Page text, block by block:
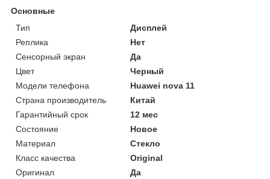
Основные
Тип
Дисплей
Реплика
Нет
Сенсорный экран
Да
Цвет
Черный
Модели телефона
Huawei nova 11
Страна производитель
Китай
Гарантийный срок
12 мес
Состояние
Новое
Материал
Стекло
Класс качества
Original
Оригинал
Да